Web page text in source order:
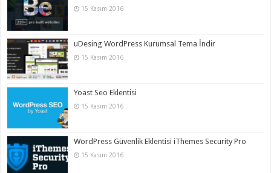
15 Kasım 2016
uDesing WordPress Kurumsal Tema İndir
15 Kasım 2016
Yoast Seo Eklentisi
15 Kasım 2016
WordPress Güvenlik Eklentisi iThemes Security Pro
15 Kasım 2016